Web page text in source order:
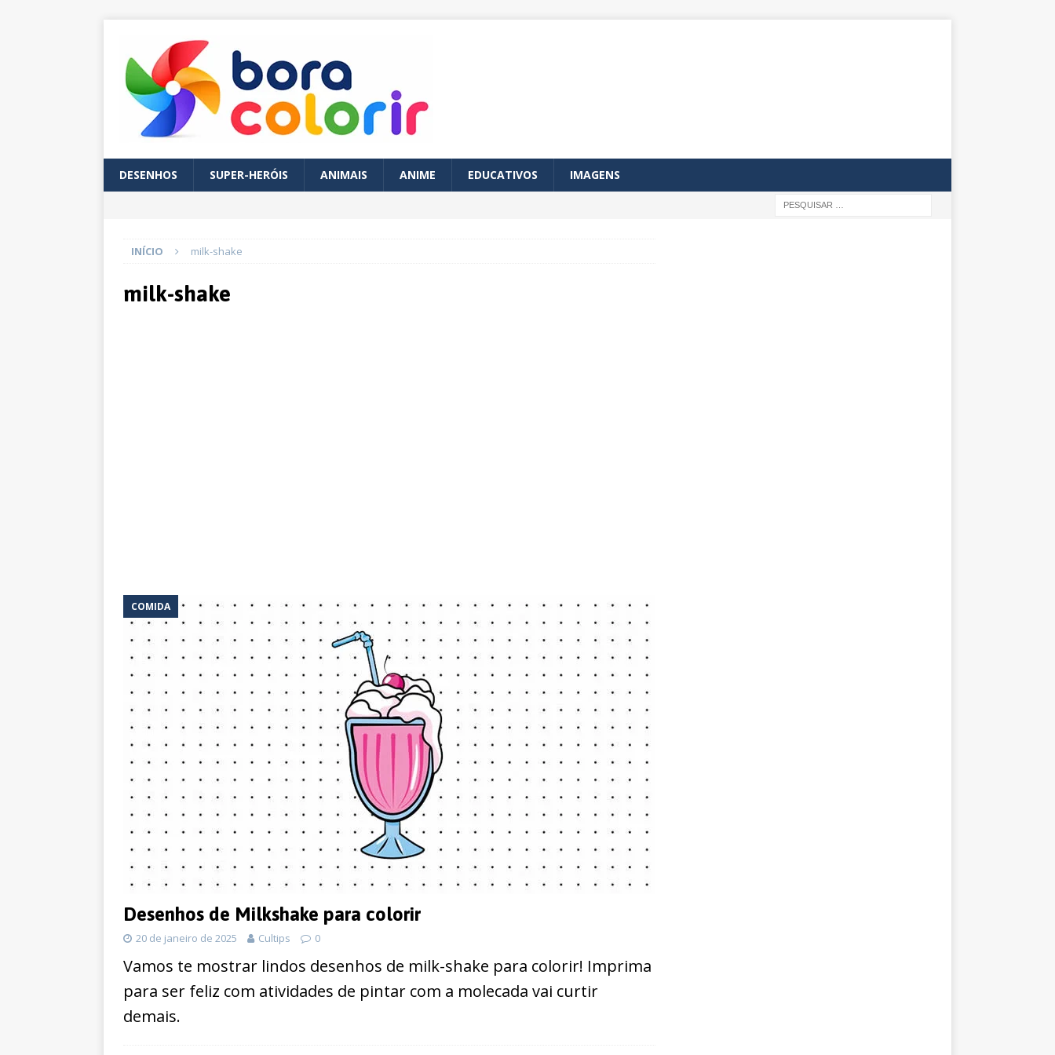
DESENHOS SUPER-HERÓIS ANIMAIS ANIME EDUCATIVOS IMAGENS
INÍCIO milk-shake
milk-shake
COMIDA
Desenhos de Milkshake para colorir
20 de janeiro de 2025 Cultips 0
Vamos te mostrar lindos desenhos de milk-shake para colorir! Imprima
para ser feliz com atividades de pintar com a molecada vai curtir
demais.